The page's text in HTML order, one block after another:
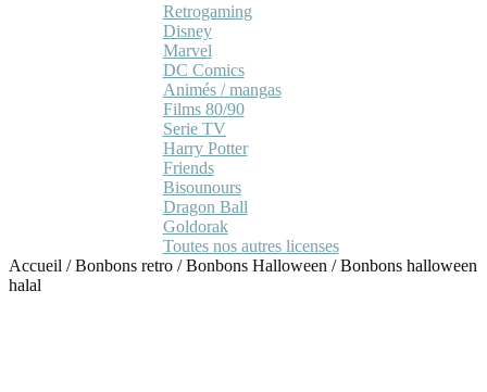
Retrogaming
Disney
Marvel
DC Comics
Animés / mangas
Films 80/90
Serie TV
Harry Potter
Friends
Bisounours
Dragon Ball
Goldorak
Toutes nos autres licenses
Accueil /Bonbons retro /Bonbons Halloween /Bonbons halloween
halal